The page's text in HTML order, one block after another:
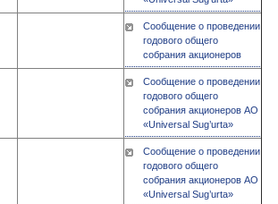
Сообщение о проведении
годового общего
собрания акционеров
Сообщение о проведении
годового общего
собрания акционеров АО
«Universal Sug’urta»
Сообщение о проведении
годового общего
собрания акционеров АО
«Universal Sug’urta»